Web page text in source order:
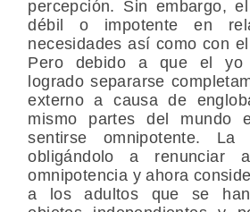
percepción. Sin embargo,
débil o impotente en
necesidades así como con
Pero debido a que el yo
logrado separarse
externo a causa de
mismo partes del mundo
sentirse omnipotente. La
obligándolo a renunciar
omnipotencia y ahora
a los adultos que se